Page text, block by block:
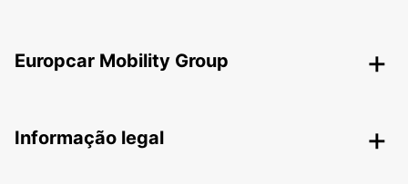
Europcar Mobility Group
Informação legal